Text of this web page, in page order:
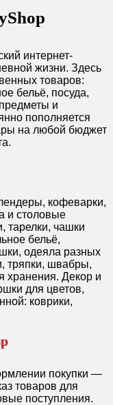
интернет-
жизни. Здесь
товаров:
бельё, посуда,
и
пополняется
на любой бюджет
кофеварки,
и столовые
тарелки, чашки
бельё,
одеяла разных
тряпки, швабры,
хранения. Декор и
для цветов,
коврики,
покупки —
товаров для
поступления.